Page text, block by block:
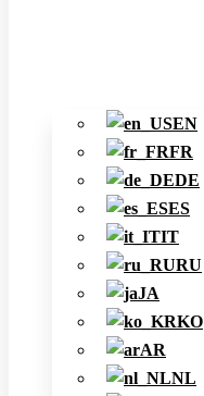
EN
FR
DE
ES
IT
RU
JA
KO
AR
NL